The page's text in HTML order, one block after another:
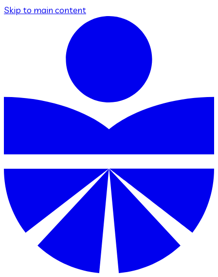
Skip to main content